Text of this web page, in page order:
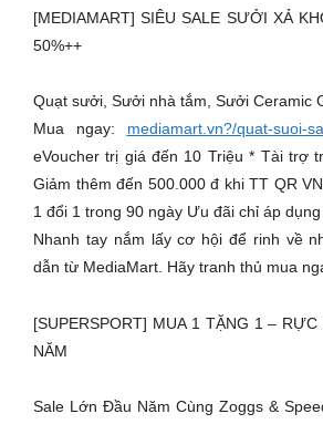
[MEDIAMART] SIÊU SALE SƯỞI XẢ
50%++
Quạt sưởi, Sưởi nhà tắm, Sưởi Ceramic
Mua ngay: mediamart.vn?/quat-suoi-
eVoucher trị giá đến 10 Triệu * Tài trợ
Giảm thêm đến 500.000 đ khi TT QR
1 đổi 1 trong 90 ngày Ưu đãi chỉ áp
Nhanh tay nắm lấy cơ hội để rinh về
dẫn từ MediaMart. Hãy tranh thủ mua
[SUPERSPORT] MUA 1 TẶNG 1 –
NĂM
Sale Lớn Đầu Năm Cùng Zoggs &